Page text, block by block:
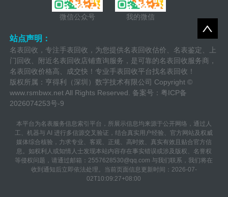
微信公众号 我的微信
站点声明：
名表回收，专注手表回收，为您提供名表回收估价、名表鉴定、上
门回收、附近名表回收店铺查询服务，是可靠的名表回收服务商，
名表回收价格高、成交快！专业手表回收平台找名表回收！
版权所属：亨得利（深圳）数字技术有限公司 Copyright ©
www.rsmbwx.netAll Rights Reserved. 备案号： 粤ICP备
2026074253号-9
本平台为名表服务信息索引平台，所展示信息均来源于公开网络，通过人
工、机器与 AI 进行多信源交叉验证，结合真实用户经验、官方网站及权威
媒体综合核验，力求专业、客观、正规、高时效、真实有效且贴合官方信
息。如权利人或知情人士发现本站内容存在事实错误或涉及版权、名誉权
等侵权问题，请通过邮箱：2557628530@qq.com 与我们联系，我们将在
收到通知后立即依法处理。当前页面信息更新时间：2026-07-
02T10:09:27+08:00